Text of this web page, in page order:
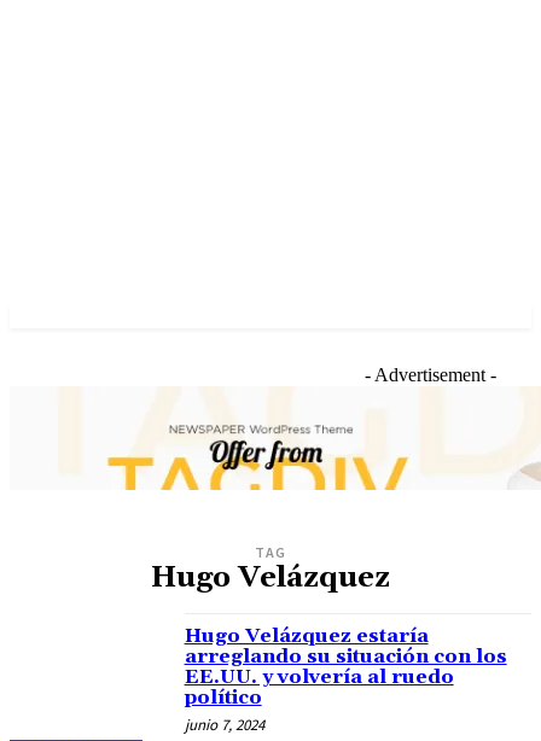
- Advertisement -
TAG
Hugo Velázquez
Hugo Velázquez estaría
arreglando su situación con los
EE.UU. y volvería al ruedo
político
junio 7, 2024